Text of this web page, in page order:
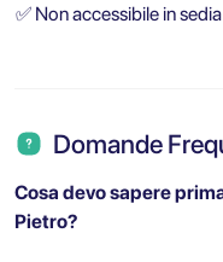
✅ Non accessibile in
Domande
Cosa devo sapere
Pietro?